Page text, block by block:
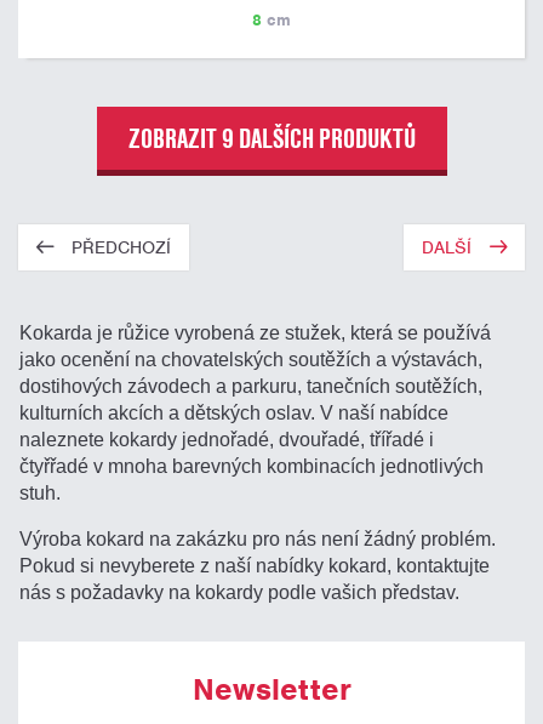
8 cm
ZOBRAZIT 9 DALŠÍCH PRODUKTŮ
PŘEDCHOZÍ DALŠÍ
Kokarda je růžice vyrobená ze stužek, která se používá
jako ocenění na chovatelských soutěžích a výstavách,
dostihových závodech a parkuru, tanečních soutěžích,
kulturních akcích a dětských oslav. V naší nabídce
naleznete kokardy jednořadé, dvouřadé, třířadé i
čtyřřadé v mnoha barevných kombinacích jednotlivých
stuh.
Výroba kokard na zakázku pro nás není žádný problém.
Pokud si nevyberete z naší nabídky kokard, kontaktujte
nás s požadavky na kokardy podle vašich představ.
Newsletter